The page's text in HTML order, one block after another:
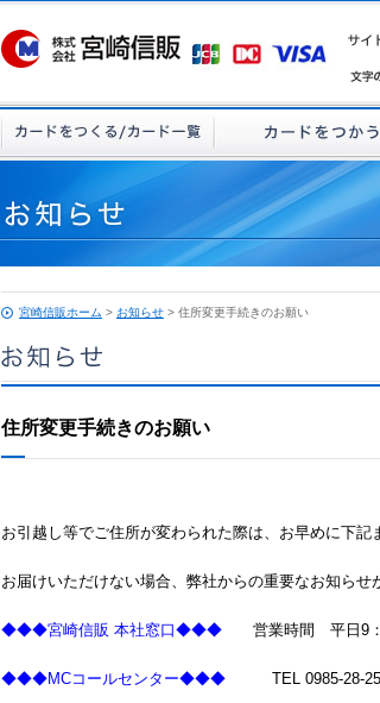
宮崎信販ホーム > お知らせ > 住所変更手続きのお願い
住所変更手続きのお願い
お引越し等でご住所が変わられた際は、お早めに下記
お届けいただけない場合、弊社からの重要なお知らせ
◆◆◆宮崎信販 本社窓口◆◆◆ 営業時間 平日9：
◆◆◆MCコールセンター◆◆◆ TEL 0985-28-